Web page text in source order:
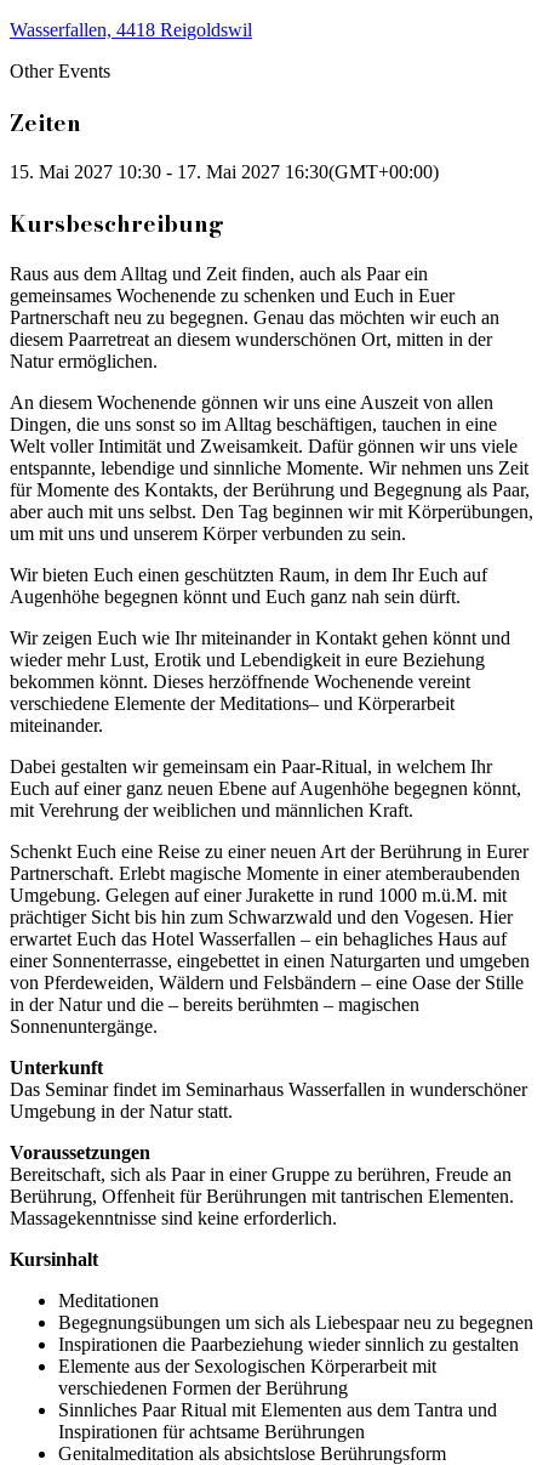
Wasserfallen, 4418 Reigoldswil
Other Events
Zeiten
15. Mai 2027 10:30 - 17. Mai 2027 16:30(GMT+00:00)
Kursbeschreibung
Raus aus dem Alltag und Zeit finden, auch als Paar ein
gemeinsames Wochenende zu schenken und Euch in Euer
Partnerschaft neu zu begegnen. Genau das möchten wir euch an
diesem Paarretreat an diesem wunderschönen Ort, mitten in der
Natur ermöglichen.
An diesem Wochenende gönnen wir uns eine Auszeit von allen
Dingen, die uns sonst so im Alltag beschäftigen, tauchen in eine
Welt voller Intimität und Zweisamkeit. Dafür gönnen wir uns viele
entspannte, lebendige und sinnliche Momente. Wir nehmen uns Zeit
für Momente des Kontakts, der Berührung und Begegnung als Paar,
aber auch mit uns selbst. Den Tag beginnen wir mit Körperübungen,
um mit uns und unserem Körper verbunden zu sein.
Wir bieten Euch einen geschützten Raum, in dem Ihr Euch auf
Augenhöhe begegnen könnt und Euch ganz nah sein dürft.
Wir zeigen Euch wie Ihr miteinander in Kontakt gehen könnt und
wieder mehr Lust, Erotik und Lebendigkeit in eure Beziehung
bekommen könnt. Dieses herzöffnende Wochenende vereint
verschiedene Elemente der Meditations– und Körperarbeit
miteinander.
Dabei gestalten wir gemeinsam ein Paar-Ritual, in welchem Ihr
Euch auf einer ganz neuen Ebene auf Augenhöhe begegnen könnt,
mit Verehrung der weiblichen und männlichen Kraft.
Schenkt Euch eine Reise zu einer neuen Art der Berührung in Eurer
Partnerschaft. Erlebt magische Momente in einer atemberaubenden
Umgebung. Gelegen auf einer Jurakette in rund 1000 m.ü.M. mit
prächtiger Sicht bis hin zum Schwarzwald und den Vogesen. Hier
erwartet Euch das Hotel Wasserfallen – ein behagliches Haus auf
einer Sonnenterrasse, eingebettet in einen Naturgarten und umgeben
von Pferdeweiden, Wäldern und Felsbändern – eine Oase der Stille
in der Natur und die – bereits berühmten – magischen
Sonnenuntergänge.
Unterkunft
Das Seminar findet im Seminarhaus Wasserfallen in wunderschöner
Umgebung in der Natur statt.
Voraussetzungen
Bereitschaft, sich als Paar in einer Gruppe zu berühren, Freude an
Berührung, Offenheit für Berührungen mit tantrischen Elementen.
Massagekenntnisse sind keine erforderlich.
Kursinhalt
Meditationen
Begegnungsübungen um sich als Liebespaar neu zu begegnen
Inspirationen die Paarbeziehung wieder sinnlich zu gestalten
Elemente aus der Sexologischen Körperarbeit mit
verschiedenen Formen der Berührung
Sinnliches Paar Ritual mit Elementen aus dem Tantra und
Inspirationen für achtsame Berührungen
Genitalmeditation als absichtslose Berührungsform